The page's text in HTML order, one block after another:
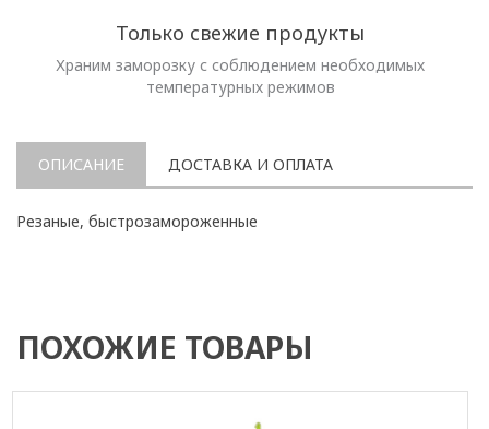
Только свежие продукты
Храним заморозку с соблюдением необходимых
температурных режимов
ОПИСАНИЕ ДОСТАВКА И ОПЛАТА
Резаные, быстрозамороженные
ПОХОЖИЕ ТОВАРЫ